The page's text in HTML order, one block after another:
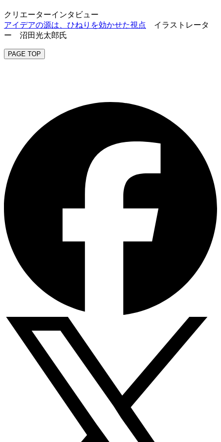
クリエーターインタビュー
アイデアの源は、ひねりを効かせた視点 イラストレータ
ー 沼田光太郎氏
PAGE TOP